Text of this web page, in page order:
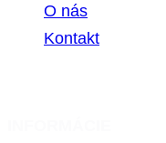
O nás
Kontakt